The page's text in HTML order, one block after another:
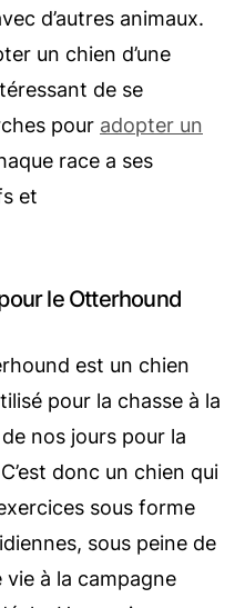
d’autres animaux.
un chien d’une
de se
pour adopter un
race a ses
et
le Otterhound
est un chien
pour la chasse à la
nos jours pour la
donc un chien qui
sous forme
sous peine de
à la campagne